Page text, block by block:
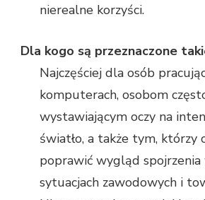
nierealne korzyści.
Dla kogo są przeznaczone
Najczęściej dla osób
komputerach, osobom
wystawiającym oczy na
światło, a także tym, którzy
poprawić wygląd spojrzenia
sytuacjach zawodowych i